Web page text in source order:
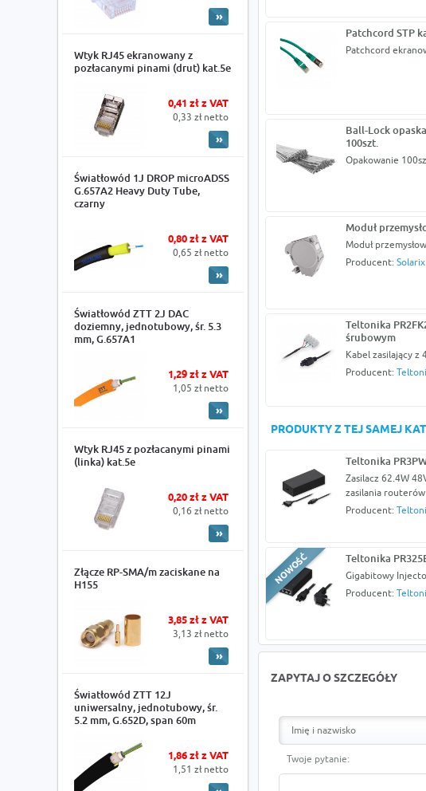
Wtyk RJ45 ekranowany z
pozłacanymi pinami (drut) kat.5e
0,41 zł z VAT
0,33 zł netto
Światłowód 1J DROP microADSS
G.657A2 Heavy Duty Tube,
czarny
0,80 zł z VAT
0,65 zł netto
Światłowód ZTT 2J DAC
doziemny, jednotubowy, śr. 5.3
mm, G.657A1
1,29 zł z VAT
1,05 zł netto
Wtyk RJ45 z pozłacanymi pinami
(linka) kat.5e
0,20 zł z VAT
0,16 zł netto
Złącze RP-SMA/m zaciskane na
H155
3,85 zł z VAT
3,13 zł netto
Światłowód ZTT 12J
uniwersalny, jednotubowy, śr.
5.2 mm, G.652D, span 60m
1,86 zł z VAT
1,51 zł netto
Patchcord STP
Patchcord
Ball-Lock
100szt.
Opakowanie
Moduł
Moduł
Producent: Solarix
Teltonika
śrubowym
Kabel zasilający z
Producent:
PRODUKTY Z TEJ SAMEJ
Teltonika
Zasilacz 62.4W
zasilania
Producent:
Teltonika
Gigabitowy
Producent:
ZAPYTAJ O SZCZEGÓŁY
Twoje pytanie: